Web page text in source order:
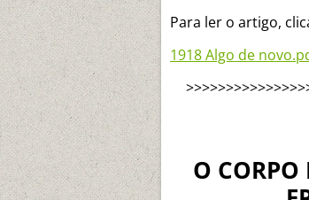
Para ler o artigo,
1918 Algo de
O CORPO